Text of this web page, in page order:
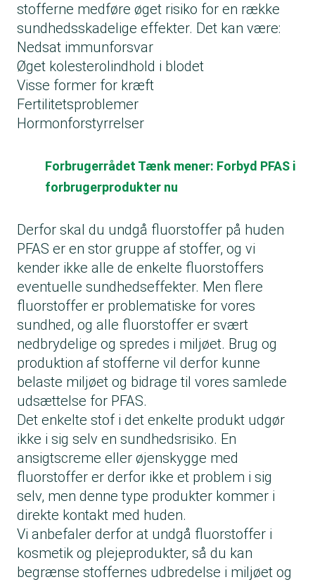
stofferne medføre øget risiko for en række
sundhedsskadelige effekter. Det kan være:
Nedsat immunforsvar
Øget kolesterolindhold i blodet
Visse former for kræft
Fertilitetsproblemer
Hormonforstyrrelser
Forbrugerrådet Tænk mener: Forbyd PFAS i
forbrugerprodukter nu
Derfor skal du undgå fluorstoffer på huden
PFAS er en stor gruppe af stoffer, og vi
kender ikke alle de enkelte fluorstoffers
eventuelle sundhedseffekter. Men flere
fluorstoffer er problematiske for vores
sundhed, og alle fluorstoffer er svært
nedbrydelige og spredes i miljøet. Brug og
produktion af stofferne vil derfor kunne
belaste miljøet og bidrage til vores samlede
udsættelse for PFAS.
Det enkelte stof i det enkelte produkt udgør
ikke i sig selv en sundhedsrisiko. En
ansigtscreme eller øjenskygge med
fluorstoffer er derfor ikke et problem i sig
selv, men denne type produkter kommer i
direkte kontakt med huden.
Vi anbefaler derfor at undgå fluorstoffer i
kosmetik og plejeprodukter, så du kan
begrænse stoffernes udbredelse i miljøet og